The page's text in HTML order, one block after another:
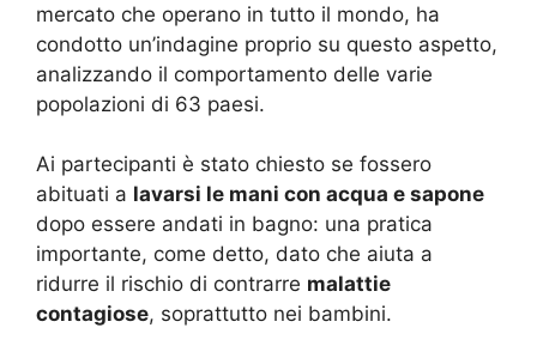
mercato che operano in tutto il mondo, ha
condotto un’indagine proprio su questo aspetto,
analizzando il comportamento delle varie
popolazioni di 63 paesi.
Ai partecipanti è stato chiesto se fossero
abituati a lavarsi le mani con acqua e sapone
dopo essere andati in bagno: una pratica
importante, come detto, dato che aiuta a
ridurre il rischio di contrarre malattie
contagiose, soprattutto nei bambini.